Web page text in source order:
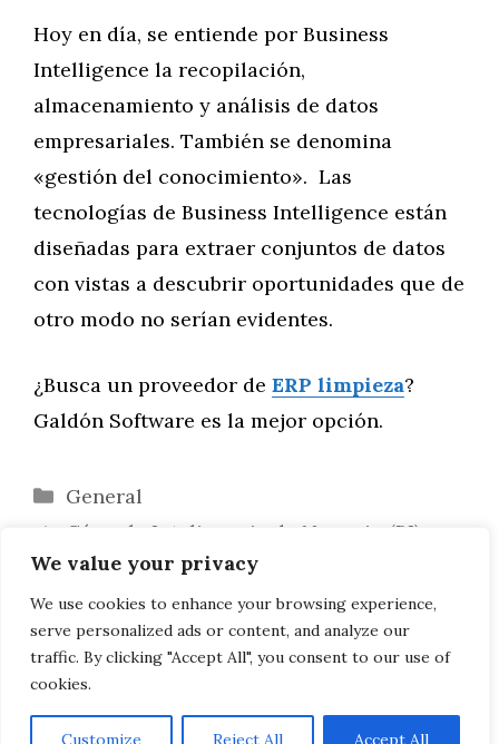
We value your privacy
We use cookies to enhance your browsing experience,
serve personalized ads or content, and analyze our
traffic. By clicking "Accept All", you consent to our use of
cookies.
Customize Reject All Accept All
Hoy en día, se entiende por Business
Intelligence la recopilación,
almacenamiento y análisis de datos
empresariales. También se denomina
«gestión del conocimiento». Las
tecnologías de Business Intelligence están
diseñadas para extraer conjuntos de datos
con vistas a descubrir oportunidades que de
otro modo no serían evidentes.
¿Busca un proveedor de ERP limpieza?
Galdón Software es la mejor opción.
Categorías
General
Cómo la Inteligencia de Negocio (BI)
puede ayudar a su empresa
Pasos para iniciar su proceso de
digitalización IV